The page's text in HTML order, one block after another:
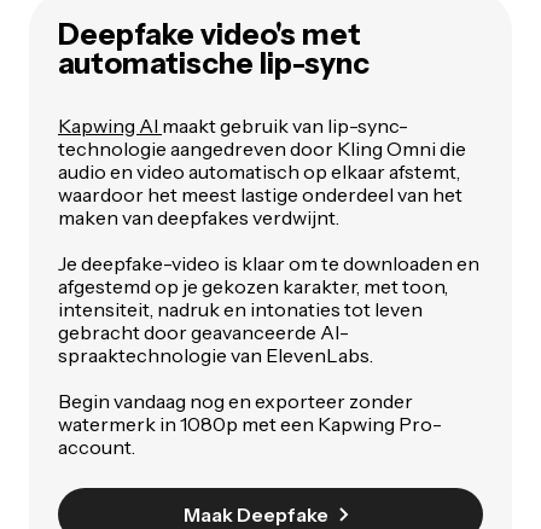
Deepfake video's met
automatische lip-sync
Kapwing AI maakt gebruik van lip-sync-
technologie aangedreven door Kling Omni die
audio en video automatisch op elkaar afstemt,
waardoor het meest lastige onderdeel van het
maken van deepfakes verdwijnt.
Je deepfake-video is klaar om te downloaden en
afgestemd op je gekozen karakter, met toon,
intensiteit, nadruk en intonaties tot leven
gebracht door geavanceerde AI-
spraaktechnologie van ElevenLabs.
Begin vandaag nog en exporteer zonder
watermerk in 1080p met een Kapwing Pro-
account.
Maak Deepfake